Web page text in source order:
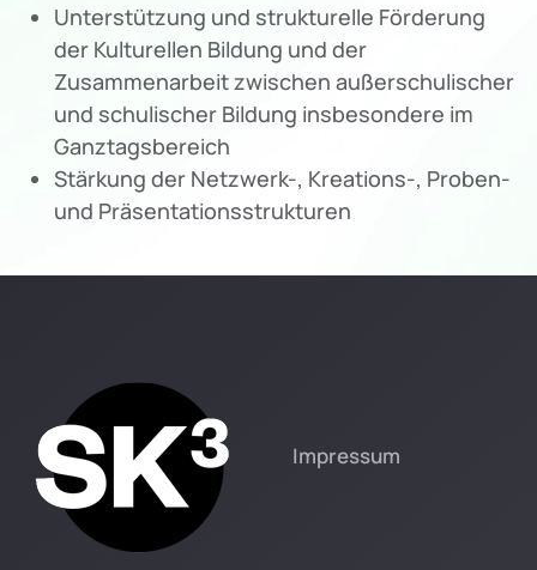
Unterstützung und strukturelle Förderung
der Kulturellen Bildung und der
Zusammenarbeit zwischen außerschulischer
und schulischer Bildung insbesondere im
Ganztagsbereich
Stärkung der Netzwerk-, Kreations-, Proben-
und Präsentationsstrukturen
Impressum